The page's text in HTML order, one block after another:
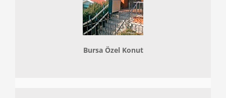
Bursa Özel Konut